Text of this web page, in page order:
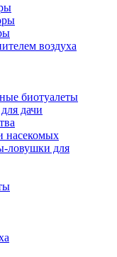
воздуха
биотуалеты
дачи
насекомых
ловушки для